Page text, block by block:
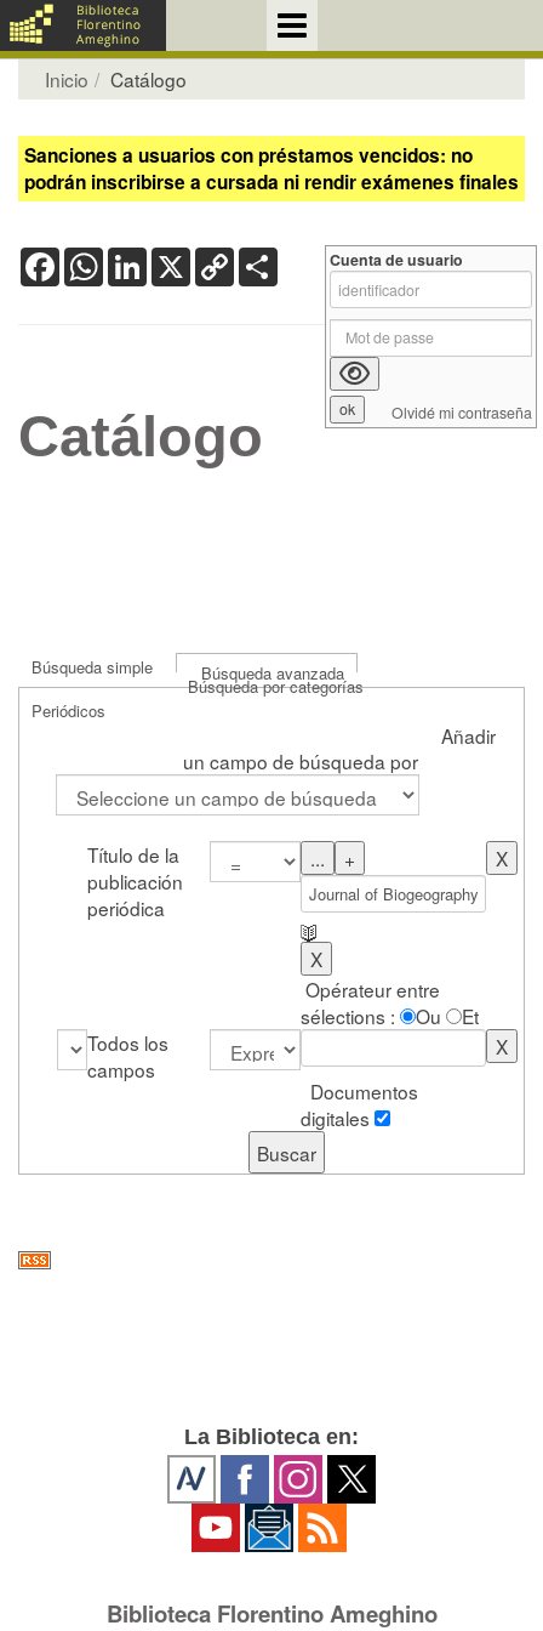
Inicio Catálogo
Sanciones a usuarios con préstamos vencidos: no
podrán inscribirse a cursada ni rendir exámenes finales
FacebookWhatsApp
LinkedIn
X Copy
Link
Catálogo
Búsqueda simple Búsqueda avanzada
Búsqueda por categorías
Periódicos
Añadir
un campo de búsqueda por
Título de la
publicación
periódica
Opérateur entre
sélections :
Ou
Et
Todos los
campos
Documentos
digitales
Cuenta de usuario
Olvidé mi contraseña
La Biblioteca en:
Biblioteca Florentino Ameghino